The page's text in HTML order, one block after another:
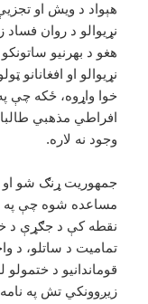
هېواد د ويش او
نړيوالو د روان
هغو د بهرنیو
نړيوالو او افغانانو
خوا واړوه، ځکه چې
افراطي مذهبي
وجود نه لاره.
جمهوريت ړنګ شو او
مساعده شوه چې په
نقطه کې د جګړې د
تماميت د ساتلو، د
قوماندانيو د ختمولو
زيږوونکي تش په